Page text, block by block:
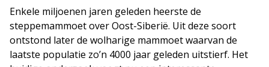
Enkele miljoenen jaren geleden heerste de
steppemammoet over Oost-Siberië. Uit deze soort
ontstond later de wolharige mammoet waarvan de
laatste populatie zo’n 4000 jaar geleden uitstierf. Het